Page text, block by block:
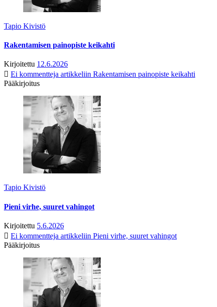
Tapio Kivistö
Rakentamisen painopiste keikahti
Kirjoitettu 12.6.2026
Ei kommentteja artikkeliin Rakentamisen painopiste keikahti
Pääkirjoitus
Tapio Kivistö
Pieni virhe, suuret vahingot
Kirjoitettu 5.6.2026
Ei kommentteja artikkeliin Pieni virhe, suuret vahingot
Pääkirjoitus